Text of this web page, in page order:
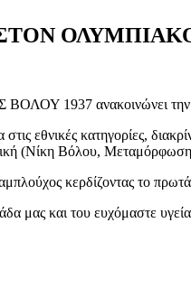
1937 ανακοινώνει την
εθνικές κατηγορίες,
(Νίκη Βόλου,
κερδίζοντας το
και του ευχόμαστε υγεία